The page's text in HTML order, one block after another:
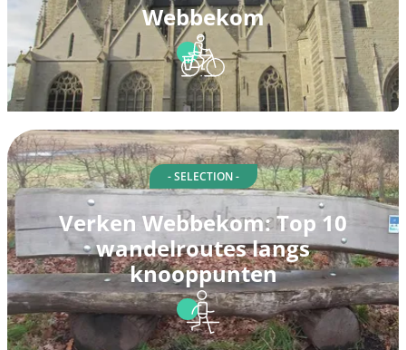
Webbekom
- SELECTION -
Verken Webbekom: Top 10
wandelroutes langs
knooppunten